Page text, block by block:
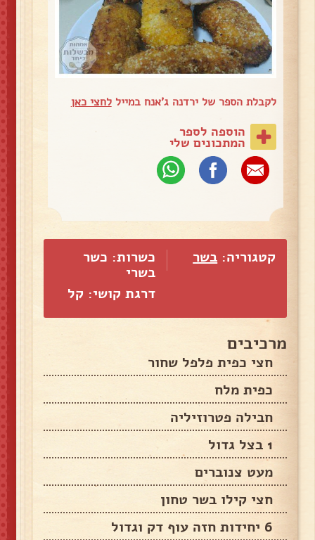
לקבלת הספר של ירדנה ג'אנח במייללחצי כאן
הוספה לספר
המתכונים שלי
קטגוריה: בשר
כשרות: כשר
בשרי
דרגת קושי: קל
מרכיבים
חצי כפית פלפל שחור
כפית מלח
חבילה פטרוזיליה
1 בצל גדול
מעט צנוברים
חצי קילו בשר טחון
6 יחידות חזה עוף דק וגדול